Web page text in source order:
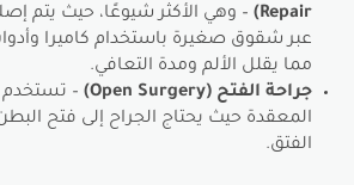
Repair)
– وهي الأكثر شيوعًا، حيث يتم
عبر شقوق صغيرة باستخدام كاميرا
مما يقلل الألم ومدة التعافي.
جراحة الفتح (Open Surgery)
– تستخدم
المعقدة حيث يحتاج الجراح إلى فتح
الفتق.